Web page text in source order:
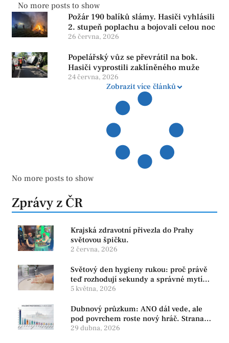
No more posts to show
Požár 190 balíků slámy. Hasiči vyhlásili
2. stupeň poplachu a bojovali celou noc
26 června, 2026
Popelářský vůz se převrátil na bok.
Hasiči vyprostili zaklíněného muže
24 června, 2026
Zobrazit více článků
No more posts to show
Zprávy z ČR
Krajská zdravotní přivezla do Prahy
světovou špičku.
2 června, 2026
Světový den hygieny rukou: proč právě
teď rozhodují sekundy a správné mytí
rukou
5 května, 2026
Dubnový průzkum: ANO dál vede, ale
pod povrchem roste nový hráč. Strana
PRO se drží nejvýš mezi menšími
29 dubna, 2026